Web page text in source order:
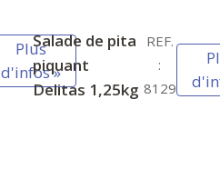
Plus
d'infos »
Salade de pita
piquant
Delitas 1,25kg
REF.
:
8129